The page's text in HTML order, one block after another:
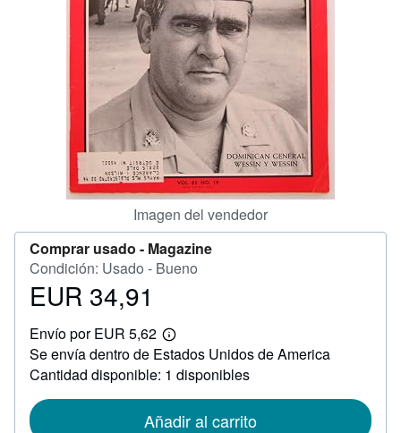
CERRAR
Imagen del vendedor
Comprar usado - Magazine
Condición: Usado - Bueno
Precio
34,91
EUR 34,91
Envío por EUR 5,62
Más
información
sobre
las
envío
Se envía dentro de Estados Unidos de America
Cantidad disponible: 1 disponibles
Añadir al carrito